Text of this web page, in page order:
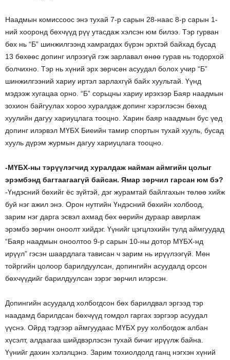
Наадмын комиссоос энэ тухай 7-р сарын 28-наас 8-р сарын 1-
ний хооронд бөхчүүд рүү утасдаж хэлсэн юм билээ. Тэр гурван
бөх нь “Б” шинжилгээнд хамрагдах бүрэн эрхтэй байхад бусад
13 бөхөөс допинг илрээгүй гэж зарлавал өнөө гурав нь тодорхой
болчихно. Тэр нь хүний эрх зөрчсөн асуудал болох учир “Б”
шинжилгээний хариу иртэл зарлахгүй байх хуультай. Үүнд
мэдээж хугацаа орно. “Б” сорьцны хариу ирэхээр Баяр наадмын
зохион байгуулах хороо хуралдаж допинг хэрэглэсэн бөхөд
хуулийн дагуу хариуцлага тооцно. Харин баяр наадмын бус үед
допинг илэрвэл МҮБХ Биеийн тамир спортын тухай хууль, бусад
хууль дүрэм журмын дагуу хариуцлага тооцно.
-МҮБХ-ны тэрүүлэгчид хуралдаж найман аймгийн цолыг
эрэмбэнд багтаагаагүй байсан. Ямар зөрчил гарсан юм бэ?
-Үндэсний бөхийг ёс зүйтэй, дэг журамтай байлгахын төлөө хийж
буй нэг ажил энэ. Орон нутгийн Үндэсний бөхийн холбоод,
зарим нэг дарга эсвэл ахмад бөх өөрийн дураар авирлаж
эрэмбэ зөрчин оноолт хийдэг. Үүнийг цэгцлэхийн тулд аймгуудад
“Баяр наадмын оноолтоо 9-р сарын 10-ны дотор МҮБХ-нд
ирүүл” гэсэн шаардлага тависан ч зарим нь ирүүлээгүй. Мөн
тойргийн цолоор барилдуулсан, допингийн асуудалд орсон
бөхчүүдийг барилдуулсан зэрэг зөрчил илэрсэн.
Допингийн асуудалд холбогдсон бөх барилдвал эргээд тэр
наадамд барилдсан бөхчүүд гомдол гаргах зэргээр асуудал
үүснэ. Ойрд тэдгээр аймгуудаас МҮБХ руу холбогдож албан
хүсэлт, алдаагаа шийдвэрлэсэн тухай бичиг ирүүлж байна.
Үүнийг дахин хэлэлцэнэ. Зарим тохиолдолд ганц нэгхэн хүний